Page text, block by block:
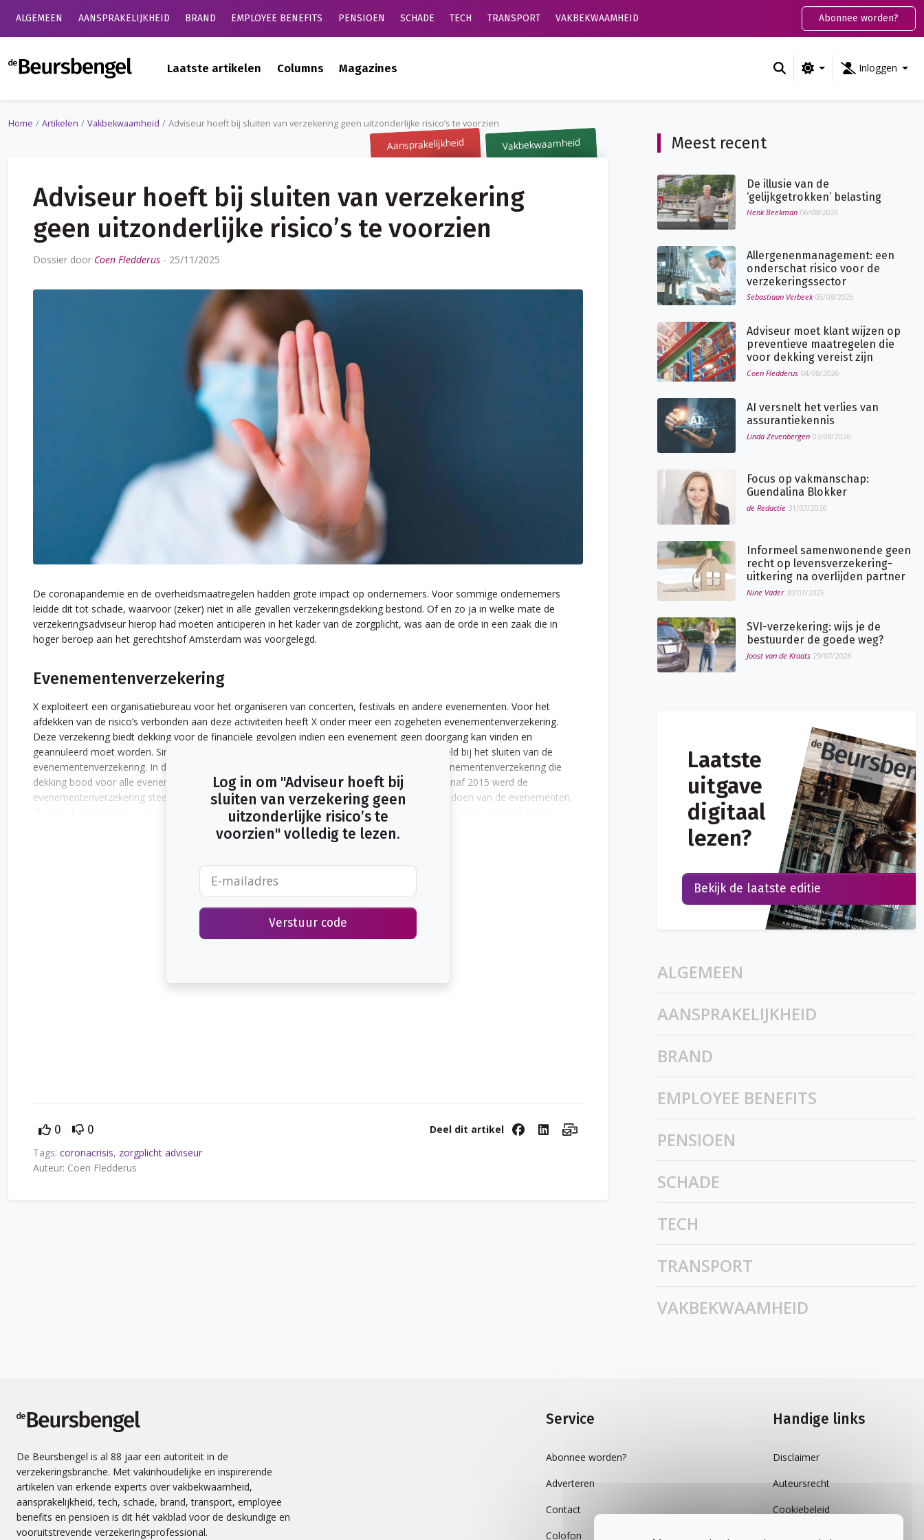
ALGEMEEN AANSPRAKELIJKHEID BRAND EMPLOYEE BENEFITS PENSIOEN SCHADE TECH TRANSPORT VAKBEKWAAMHEID Abonnee worden?
de Beursbengel
Laatste artikelen Columns Magazines Inloggen
Home Artikelen Vakbekwaamheid Adviseur hoeft bij sluiten van verzekering geen uitzonderlijke risico’s te voorzien
Aansprakelijkheid Vakbekwaamheid
Adviseur hoeft bij sluiten van verzekering
geen uitzonderlijke risico’s te voorzien
Dossier door Coen Fledderus - 25/11/2025
De coronapandemie en de overheidsmaatregelen hadden grote impact op ondernemers. Voor sommige ondernemers
leidde dit tot schade, waarvoor (zeker) niet in alle gevallen verzekeringsdekking bestond. Of en zo ja in welke mate de
verzekeringsadviseur hierop had moeten anticiperen in het kader van de zorgplicht, was aan de orde in een zaak die in
hoger beroep aan het gerechtshof Amsterdam was voorgelegd.
Evenementenverzekering
X exploiteert een organisatiebureau voor het organiseren van concerten, festivals en andere evenementen. Voor het
afdekken van de risico’s verbonden aan deze activiteiten heeft X onder meer een zogeheten evenementenverzekering.
Deze verzekering biedt dekking voor de financiële gevolgen indien een evenement geen doorgang kan vinden en
geannuleerd moet worden. Sinds 2011 is Y de vaste adviseur van X. Y heeft sindsdien bemiddeld bij het sluiten van de
evenementenverzekering. In de eerste jaren tot 2015 was er sprake van een doorlopende evenementenverzekering die
dekking bood voor alle evenementen die door X in een jaar georganiseerd zouden worden. Vanaf 2015 werd de
evenementenverzekering steeds jaarlijks gesloten. X diende daarvoor op voorhand opgave te doen van de evenementen,
die zij in het komende verzekeringsjaar onder de reikwijdte van de verzekering wenste te laten vallen. Voor het sluiten van
de verzekering schakelde de adviseur steeds een beursmakelaar in, die de evenementenverzekering op de assurantiebeurs
Log in om "Adviseur hoeft bij
sluiten van verzekering geen
uitzonderlijke risico’s te
voorzien" volledig te lezen.
Verstuur code
0 0
Deel dit artikel
Tags: coronacrisis, zorgplicht adviseur
Auteur: Coen Fledderus
Meest recent
De illusie van de
‘gelijkgetrokken’ belasting
Henk Beekman 06/08/2026
Allergenenmanagement: een
onderschat risico voor de
verzekeringssector
Sebastiaan Verbeek 05/08/2026
Adviseur moet klant wijzen op
preventieve maatregelen die
voor dekking vereist zijn
Coen Fledderus 04/08/2026
AI versnelt het verlies van
assurantiekennis
Linda Zevenbergen 03/08/2026
Focus op vakmanschap:
Guendalina Blokker
de Redactie 31/07/2026
Informeel samenwonende geen
recht op levensverzekering-
uitkering na overlijden partner
Nine Vader 30/07/2026
SVI-verzekering: wijs je de
bestuurder de goede weg?
Joost van de Kraats 29/07/2026
Laatste
uitgave
digitaal
lezen?
Bekijk de laatste editie
ALGEMEEN
AANSPRAKELIJKHEID
BRAND
EMPLOYEE BENEFITS
PENSIOEN
SCHADE
TECH
TRANSPORT
VAKBEKWAAMHEID
De Beursbengel is al 88 jaar een autoriteit in de
verzekeringsbranche. Met vakinhoudelijke en inspirerende
artikelen van erkende experts over vakbekwaamheid,
aansprakelijkheid, tech, schade, brand, transport, employee
benefits en pensioen is dit hét vakblad voor de deskundige en
vooruitstrevende verzekeringsprofessional.
Service
Abonnee worden?
Adverteren
Contact
Colofon
Handige links
Disclaimer
Auteursrecht
Cookiebeleid